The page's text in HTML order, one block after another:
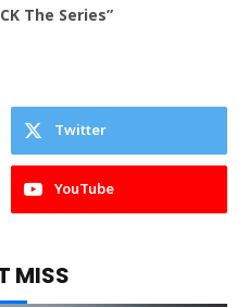
The Series”
Twitter
YouTube
MISS